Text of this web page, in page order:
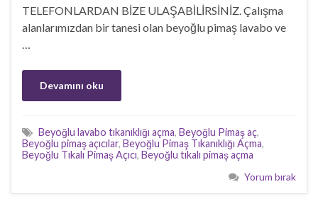
TELEFONLARDAN BİZE ULAŞABİLİRSİNİZ. Çalışma
alanlarımızdan bir tanesi olan beyoğlu pimaş lavabo ve
Devamını oku
Beyoğlu lavabo tıkanıklığı açma, Beyoğlu Pimaş aç,
Beyoğlu pimaş açıcılar, Beyoğlu Pimaş Tıkanıklığı Açma,
Beyoğlu Tıkalı Pimaş Açıcı, Beyoğlu tıkalı pimaş açma
Yorum bırak